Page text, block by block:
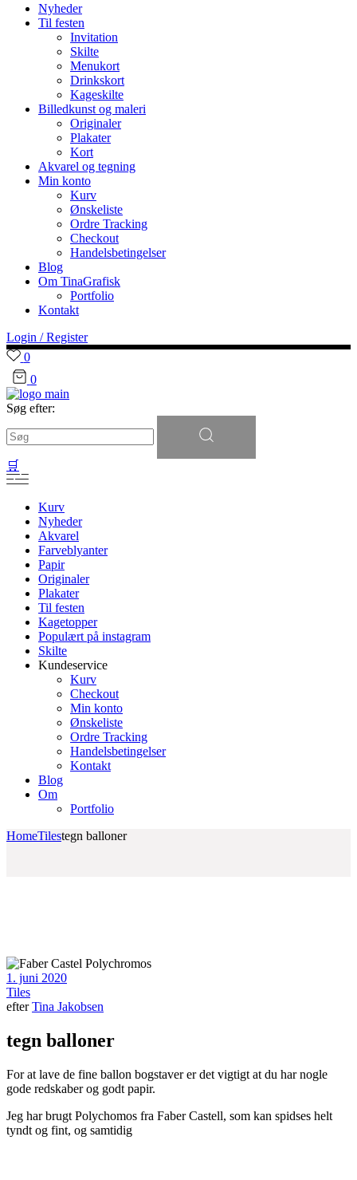
Nyheder
Til festen
Invitation
Skilte
Menukort
Drinkskort
Kageskilte
Billedkunst og maleri
Originaler
Plakater
Kort
Akvarel og tegning
Min konto
Kurv
Ønskeliste
Ordre Tracking
Checkout
Handelsbetingelser
Blog
Om TinaGrafisk
Portfolio
Kontakt
Login / Register
0
0
Søg efter:
🛒
Kurv
Nyheder
Akvarel
Farveblyanter
Papir
Originaler
Plakater
Til festen
Kagetopper
Populært på instagram
Skilte
Kundeservice
Kurv
Checkout
Min konto
Ønskeliste
Ordre Tracking
Handelsbetingelser
Kontakt
Blog
Om
Portfolio
HomeTilestegn balloner
1. juni 2020
Tiles
efter Tina Jakobsen
tegn balloner
For at lave de fine ballon bogstaver er det vigtigt at du har nogle
gode redskaber og godt papir.
Jeg har brugt Polychomos fra Faber Castell, som kan spidses helt
tyndt og fint, og samtidig